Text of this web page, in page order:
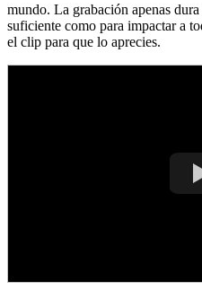
mundo. La grabación apenas
suficiente como para impactar a
el clip para que lo aprecies.